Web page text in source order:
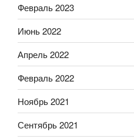
Февраль 2023
Июнь 2022
Апрель 2022
Февраль 2022
Ноябрь 2021
Сентябрь 2021